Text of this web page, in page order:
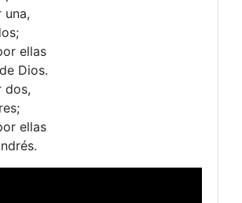
una,
ellas
Dios.
dos,
ellas